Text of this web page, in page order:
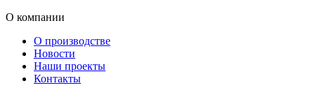
О компании
О производстве
Новости
Наши проекты
Контакты